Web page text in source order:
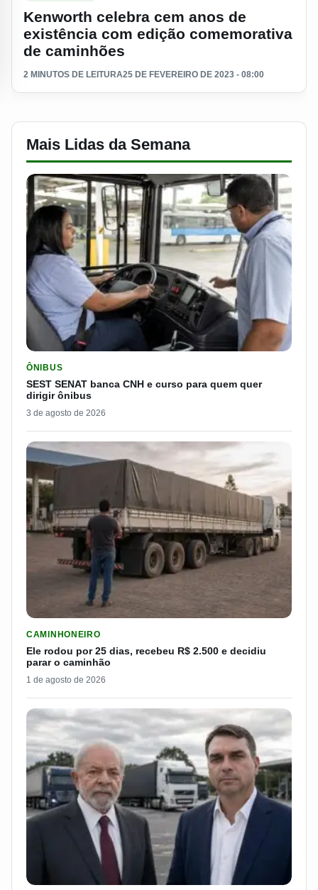
Kenworth celebra cem anos de
existência com edição comemorativa
de caminhões
2 MINUTOS DE LEITURA25 DE FEVEREIRO DE 2023 - 08:00
Mais Lidas da Semana
ÔNIBUS
SEST SENAT banca CNH e curso para quem quer
dirigir ônibus
3 de agosto de 2026
CAMINHONEIRO
Ele rodou por 25 dias, recebeu R$ 2.500 e decidiu
parar o caminhão
1 de agosto de 2026